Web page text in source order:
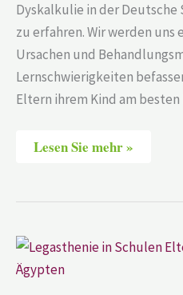
Dyskalkulie in der Deutsche
zu erfahren. Wir werden uns
Ursachen und
Lernschwierigkeiten
Eltern ihrem Kind am
Lesen Sie mehr »
Deutsche
Schule
Beverly
Hills